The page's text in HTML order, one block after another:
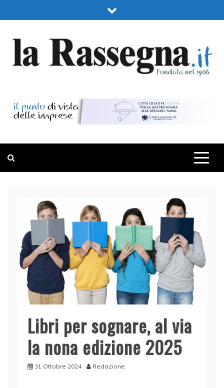
to
Libri per sognare, al via
la nona edizione 2025
31 Ottobre 2024 Redazione